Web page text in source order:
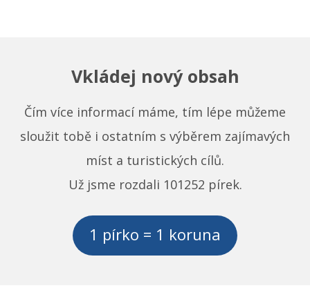
Vkládej nový obsah
Čím více informací máme, tím lépe můžeme
sloužit tobě i ostatním s výběrem zajímavých
míst a turistických cílů.
Už jsme rozdali 101252 pírek.
1 pírko = 1 koruna